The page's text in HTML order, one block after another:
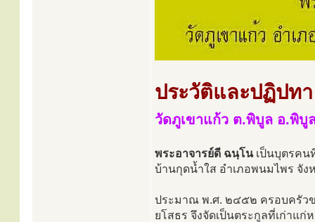
ประวัติและปฏิปท
วัดภูเขาแก้ว ต.พิบูล อ.พิบู
พระอาจารย์ดี ฉนฺโนเป็นบุตรคน
บ้านกุดน้ำใส อำเภอพนมไพร จั
ประมาณ พ.ศ. ๒๔๕๒ ครอบครัวข
ยโสธร จึงจัดเป็นตระกูลที่เก่าแ